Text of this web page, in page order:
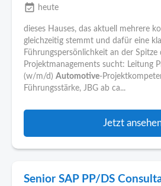
event_available heute
dieses Hauses, das aktuell mehrere
gleichzeitig stemmt und dafür eine
Führungspersönlichkeit an der Spitze
Projektmanagements sucht: Leitung
(w/m/d) Automotive-
Führungsstärke, JBG ab ca...
Jetzt
Senior SAP PP/DS